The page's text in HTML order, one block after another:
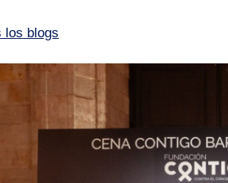
los blogs